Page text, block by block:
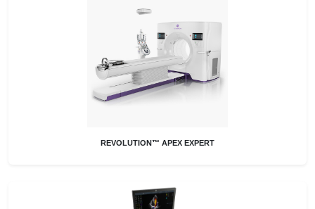
REVOLUTION™ APEX EXPERT